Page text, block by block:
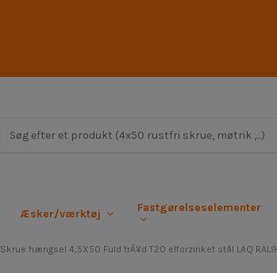
Æsker/værktøj Fastgørelseselementer
Skrue hængsel 4,5X50 Fuld trÃ¥d T20 elforzinket stål LAQ